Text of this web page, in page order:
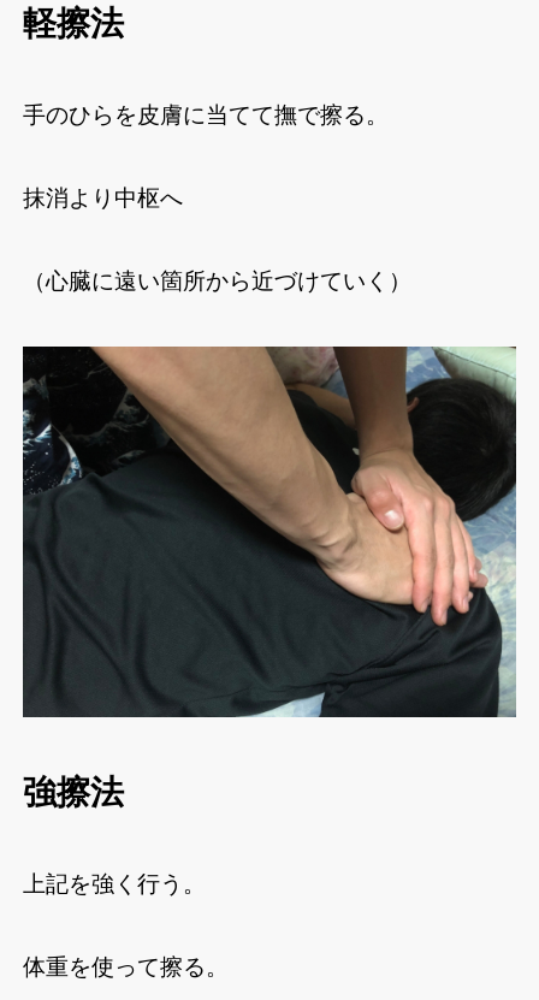
軽擦法
手のひらを皮膚に当てて撫で擦る。
抹消より中枢へ
（心臓に遠い箇所から近づけていく）
強擦法
上記を強く行う。
体重を使って擦る。